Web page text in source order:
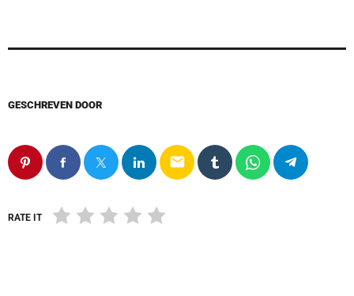
GESCHREVEN DOOR
email
RATE IT